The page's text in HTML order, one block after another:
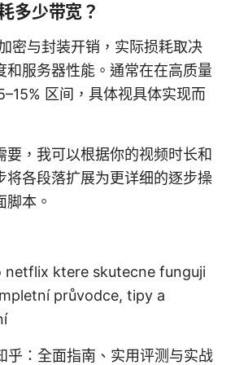
多少带宽？
密与封装开销，实际损耗取决
和服务器性能。通常在在高质量
区间，具体视具体实现而
要，我可以根据你的视频时长和
将各段落扩展为更详细的逐步操
脚本。
netflix ktere skutecne funguji
průvodce, tipy a
乎：全面指南、实用评测与实战